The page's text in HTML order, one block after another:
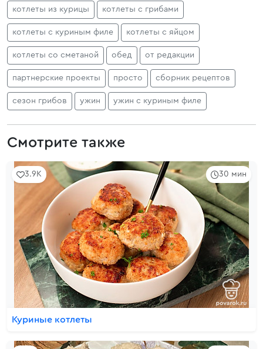
котлеты из курицы котлеты с грибами
котлеты с куриным филе котлеты с яйцом
котлеты со сметаной обед от редакции
партнерские проекты просто сборник рецептов
сезон грибов ужин ужин с куриным филе
Смотрите также
30 мин
3.9K
Куриные котлеты